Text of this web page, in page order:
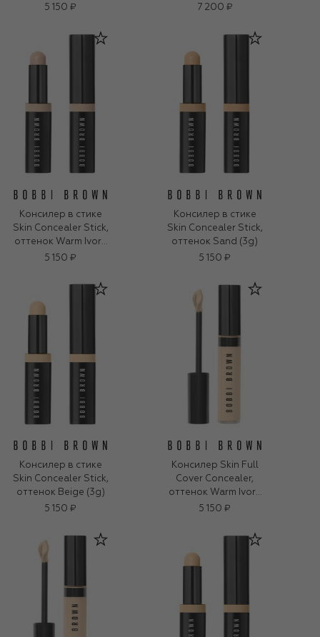
5 150 ₽ оттенок Ivory (2,2ml)
7 200 ₽
Консилер в стике
Skin Concealer Stick,
оттенок Warm Ivory
(3g)
5 150 ₽
Консилер в стике
Skin Concealer Stick,
оттенок Sand (3g)
5 150 ₽
Консилер в стике
Skin Concealer Stick,
оттенок Beige (3g)
5 150 ₽
Консилер Skin Full
Cover Concealer,
оттенок Warm Ivory
(8ml)
5 150 ₽